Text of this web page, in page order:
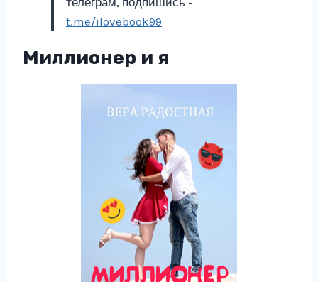
t.me/ilovebook99
Миллионер и я